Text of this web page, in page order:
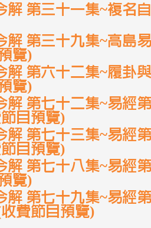
解 第三十一集~複名
解 第三十九集~高島
覽)
解 第六十二集~履卦
覽)
解 第七十二集~易經
目預覽)
解 第七十三集~易經
目預覽)
解 第七十八集~易經
覽)
解 第七十九集~易經
費節目預覽)